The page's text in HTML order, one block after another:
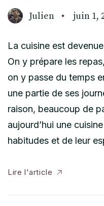
Julien juin 1,
La cuisine est
On y prépare les
on y passe du temps
une partie de ses
raison, beaucoup de
aujourd’hui une
habitudes et de leur
Lire l'article